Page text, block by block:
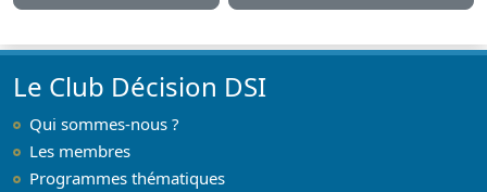
Paris
Le Club Décision DSI
Qui sommes-nous ?
Les membres
Programmes thématiques